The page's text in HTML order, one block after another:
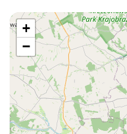
+
−